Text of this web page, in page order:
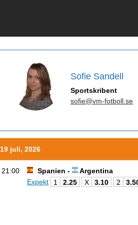
Sofie Sandell
Sportskribent
sofie@vm-fotboll.se
19 juli, 2026
21:00 Spanien -
Argentina
Expekt
1 2.25 X 3.10 2